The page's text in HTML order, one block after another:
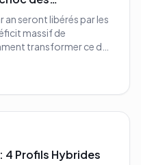
seront libérés par les
massif de
transformer ce défi
4 Profils Hybrides